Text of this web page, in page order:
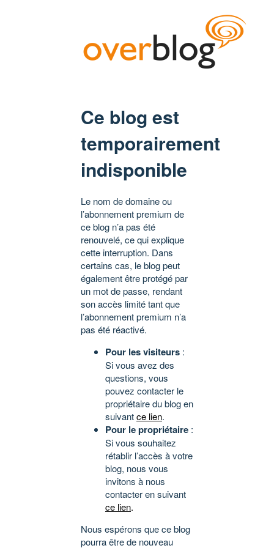
Ce blog est
temporairement
indisponible
Le nom de domaine ou
l’abonnement premium de
ce blog n’a pas été
renouvelé, ce qui explique
cette interruption. Dans
certains cas, le blog peut
également être protégé par
un mot de passe, rendant
son accès limité tant que
l’abonnement premium n’a
pas été réactivé.
Pour les visiteurs :
Si vous avez des
questions, vous
pouvez contacter le
propriétaire du blog en
suivantce lien.
Pour le propriétaire :
Si vous souhaitez
rétablir l’accès à votre
blog, nous vous
invitons à nous
contacter en suivant
ce lien.
Nous espérons que ce blog
pourra être de nouveau